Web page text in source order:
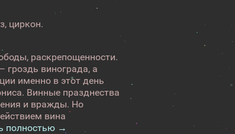
циркон.
раскрепощенности.
гроздь винограда, а
именно в этот день
Винные празднества
и вражды. Но
вина
полностью →